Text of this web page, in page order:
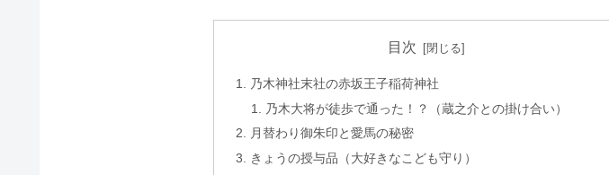
目次
乃木神社末社の赤坂王子稲荷神社
乃木大将が徒歩で通った！？（蔵之介との掛け合い）
月替わり御朱印と愛馬の秘密
きょうの授与品（大好きなこども守り）